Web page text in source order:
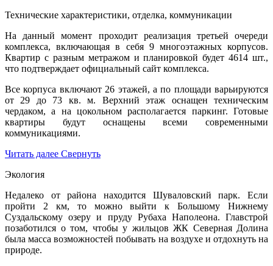
Технические характеристики, отделка, коммуникации
На данный момент проходит реализация третьей очереди
комплекса, включающая в себя 9 многоэтажных корпусов.
Квартир с разным метражом и планировкой будет 4614 шт.,
что подтверждает официальный сайт комплекса.
Все корпуса включают 26 этажей, а по площади варьируются
от 29 до 73 кв. м. Верхний этаж оснащен техническим
чердаком, а на цокольном располагается паркинг. Готовые
квартиры будут оснащены всеми современными
коммуникациями.
Читать далее Свернуть
Экология
Недалеко от района находится Шуваловский парк. Если
пройти 2 км, то можно выйти к Большому Нижнему
Суздальскому озеру и пруду Рубаха Наполеона. Главстрой
позаботился о том, чтобы у жильцов ЖК Северная Долина
была масса возможностей побывать на воздухе и отдохнуть на
природе.